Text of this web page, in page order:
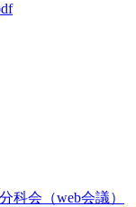
科会（web会議）